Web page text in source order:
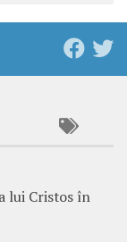
lui Cristos în